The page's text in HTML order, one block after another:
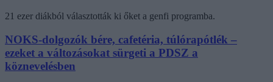
21 ezer diákból választották ki őket a genfi programba.
NOKS-dolgozók bére, cafetéria, túlórapótlék –
ezeket a változásokat sürgeti a PDSZ a
köznevelésben